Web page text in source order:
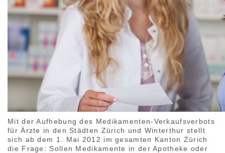
Mit der Aufhebung des Medikamenten-Verkaufsverbots
für Ärzte in den Städten Zürich und Winterthur stellt
sich ab dem 1. Mai 2012 im gesamten Kanton Zürich
die Frage: Sollen Medikamente in der Apotheke oder